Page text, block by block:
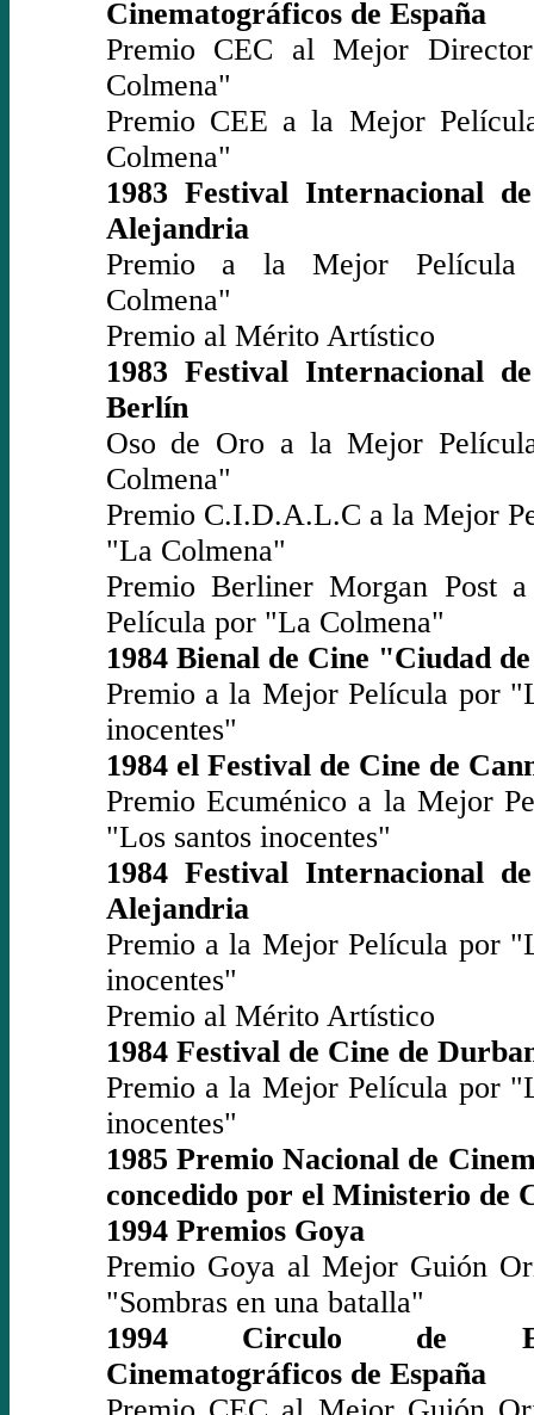
Cinematográficos de España
Premio CEC al Mejor
Colmena"
Premio CEE a la Mejor
Colmena"
1983 Festival Internacional
Alejandria
Premio a la Mejor
Colmena"
Premio al Mérito Artístico
1983 Festival Internacional
Berlín
Oso de Oro a la Mejor
Colmena"
Premio C.I.D.A.L.C a la Mejor
"La Colmena"
Premio Berliner Morgan Post
Película por "La Colmena"
1984 Bienal de Cine "Ciudad
Premio a la Mejor Película por
inocentes"
1984 el Festival de Cine de
Premio Ecuménico a la Mejor
"Los santos inocentes"
1984 Festival Internacional
Alejandria
Premio a la Mejor Película por
inocentes"
Premio al Mérito Artístico
1984 Festival de Cine de
Premio a la Mejor Película por
inocentes"
1985 Premio Nacional de
concedido por el Ministerio de
1994 Premios Goya
Premio Goya al Mejor Guión
"Sombras en una batalla"
1994 Circulo de
Cinematográficos de España